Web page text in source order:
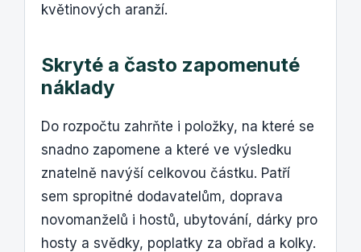
květinových aranží.
Skryté a často zapomenuté
náklady
Do rozpočtu zahrňte i položky, na které se
snadno zapomene a které ve výsledku
znatelně navýší celkovou částku. Patří
sem spropitné dodavatelům, doprava
novomanželů i hostů, ubytování, dárky pro
hosty a svědky, poplatky za obřad a kolky.